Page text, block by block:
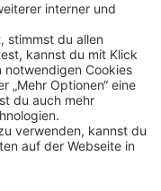
Versandkostenund ggf.